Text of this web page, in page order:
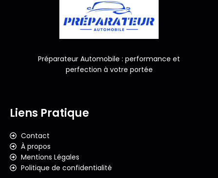
Préparateur Automobile : performance et
perfection à votre portée
Liens Pratique
Contact
À propos
Mentions Légales
Politique de confidentialité